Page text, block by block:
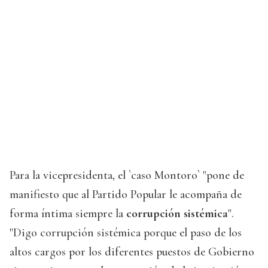
Para la vicepresidenta, el `caso Montoro` "pone de
manifiesto que al Partido Popular le acompaña de
forma íntima siempre la corrupción sistémica".
"Digo corrupción sistémica porque el paso de los
altos cargos por los diferentes puestos de Gobierno